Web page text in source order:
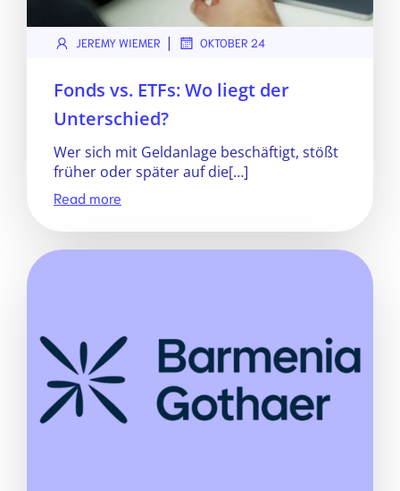
JEREMY WIEMER | OKTOBER 24
Fonds vs. ETFs: Wo liegt der
Unterschied?
Wer sich mit Geldanlage beschäftigt, stößt
früher oder später auf die[…]
Read more